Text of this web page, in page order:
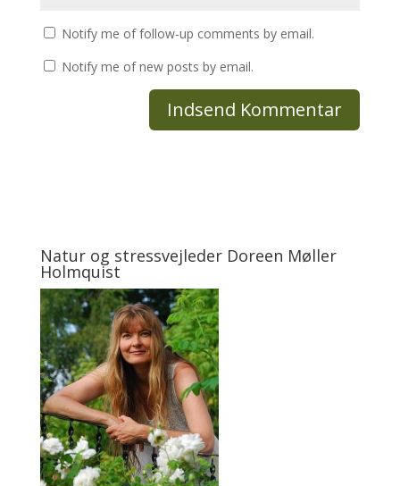
Notify me of follow-up comments by email.
Notify me of new posts by email.
Natur og stressvejleder Doreen Møller
Holmquist